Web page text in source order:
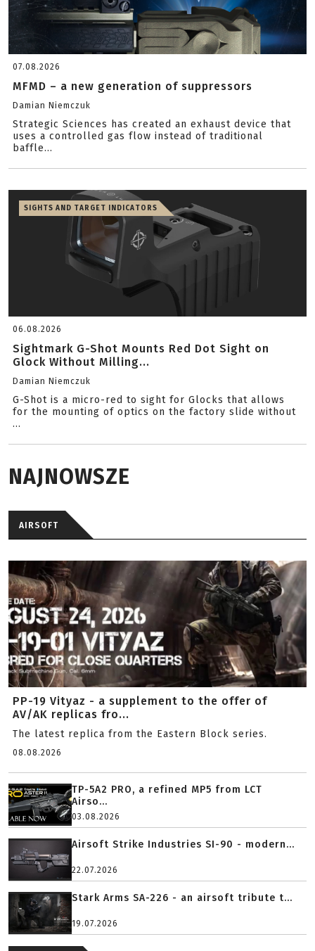
07.08.2026
MFMD – a new generation of suppressors
Damian Niemczuk
Strategic Sciences has created an exhaust device that
uses a controlled gas flow instead of traditional
baffle...
SIGHTS AND TARGET INDICATORS
06.08.2026
Sightmark G-Shot Mounts Red Dot Sight on
Glock Without Milling...
Damian Niemczuk
G-Shot is a micro-red to sight for Glocks that allows
for the mounting of optics on the factory slide without
...
NAJNOWSZE
AIRSOFT
PP-19 Vityaz - a supplement to the offer of
AV/AK replicas fro...
The latest replica from the Eastern Block series.
08.08.2026
TP-5A2 PRO, a refined MP5 from LCT
Airso...
03.08.2026
Airsoft Strike Industries SI-90 - modern...
22.07.2026
Stark Arms SA-226 - an airsoft tribute t...
19.07.2026